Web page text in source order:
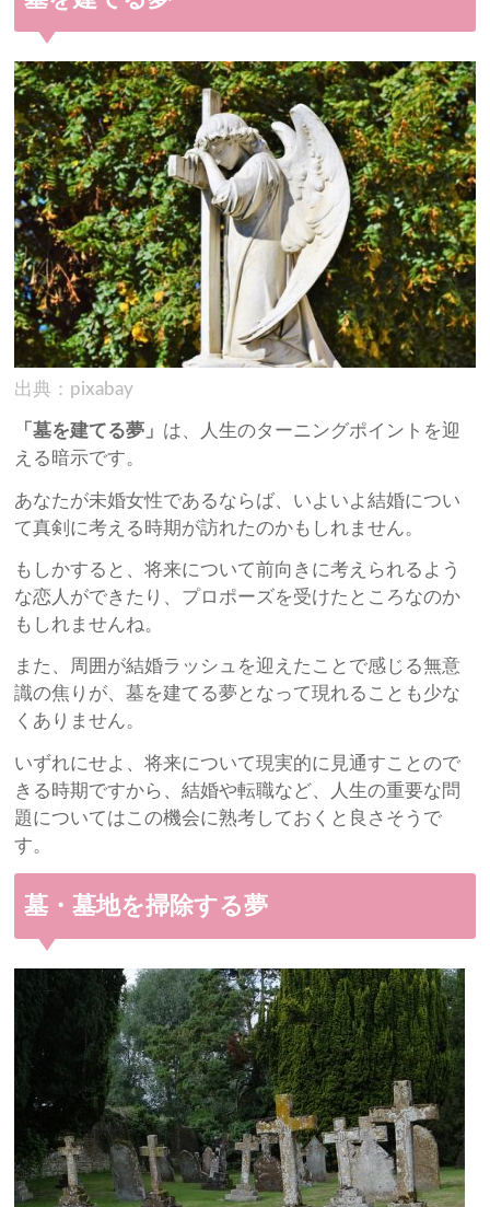
出典：pixabay
「墓を建てる夢」 は、人生のターニングポイントを迎
える暗示です。
あなたが未婚女性であるならば、いよいよ結婚につい
て真剣に考える時期が訪れたのかもしれません。
もしかすると、将来について前向きに考えられるよう
な恋人ができたり、プロポーズを受けたところなのか
もしれませんね。
また、周囲が結婚ラッシュを迎えたことで感じる無意
識の焦りが、墓を建てる夢となって現れることも少な
くありません。
いずれにせよ、将来について現実的に見通すことので
きる時期ですから、結婚や転職など、人生の重要な問
題についてはこの機会に熟考しておくと良さそうで
す。
墓・墓地を掃除する夢